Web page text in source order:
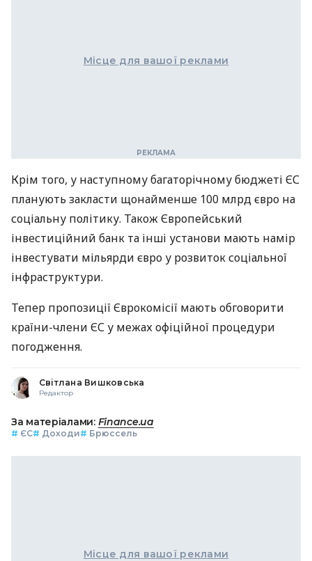
Місце для вашої реклами
Крім того, у наступному багаторічному бюджеті ЄС
планують закласти щонайменше 100 млрд євро на
соціальну політику. Також Європейський
інвестиційний банк та інші установи мають намір
інвестувати мільярди євро у розвиток соціальної
інфраструктури.
Тепер пропозиції Єврокомісії мають обговорити
країни-члени ЄС у межах офіційної процедури
погодження.
Світлана Вишковська
Редактор
За матеріалами: Finance.ua
# ЄС# Доходи# Брюссель
Місце для вашої реклами